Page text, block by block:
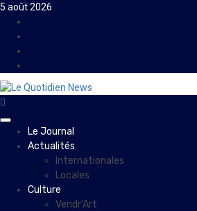
Skip
content
5 août 2026
PrimaryLe Journal
Actualités
Internationales
Locales
Culture
Vendr’Art